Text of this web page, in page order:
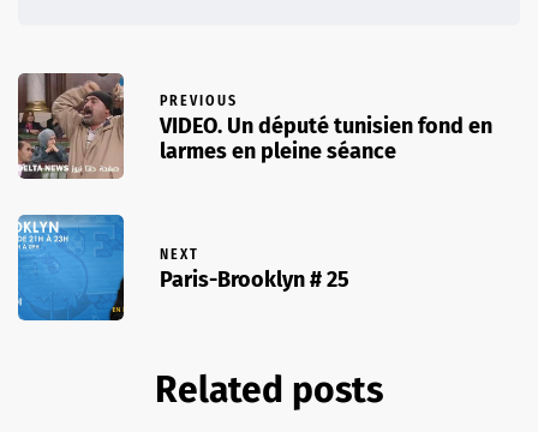
PREVIOUS
VIDEO. Un député tunisien fond en
larmes en pleine séance
NEXT
Paris-Brooklyn # 25
Related posts